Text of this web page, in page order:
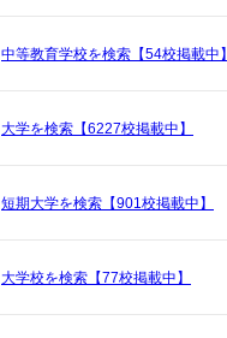
中等教育学校を検索【54校掲載中】
大学を検索【6227校掲載中】
短期大学を検索【901校掲載中】
大学校を検索【77校掲載中】